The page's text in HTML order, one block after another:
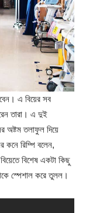
এ বিয়ের সব
তারা। এ দুই
অষ্টম তলাফুল দিয়ে
কনে রিম্পি বলেন,
বিশেষ একটা কিছু
স্পেশাল করে তুলল।